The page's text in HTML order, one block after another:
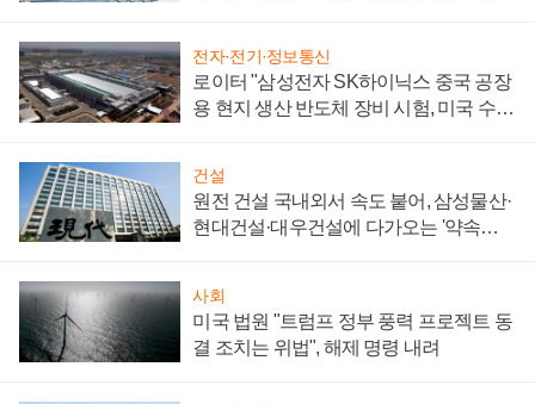
전자·전기·정보통신
로이터 "삼성전자 SK하이닉스 중국 공장
용 현지 생산 반도체 장비 시험, 미국 수출
건설
원전 건설 국내외서 속도 붙어, 삼성물산·
현대건설·대우건설에 다가오는 '약속의
사회
미국 법원 "트럼프 정부 풍력 프로젝트 동
결 조치는 위법", 해제 명령 내려